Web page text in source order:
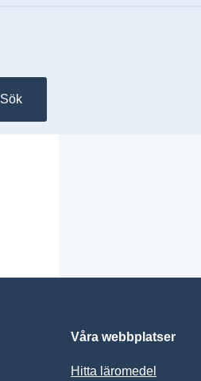
Sök
Våra webbplatser
Hitta läromedel